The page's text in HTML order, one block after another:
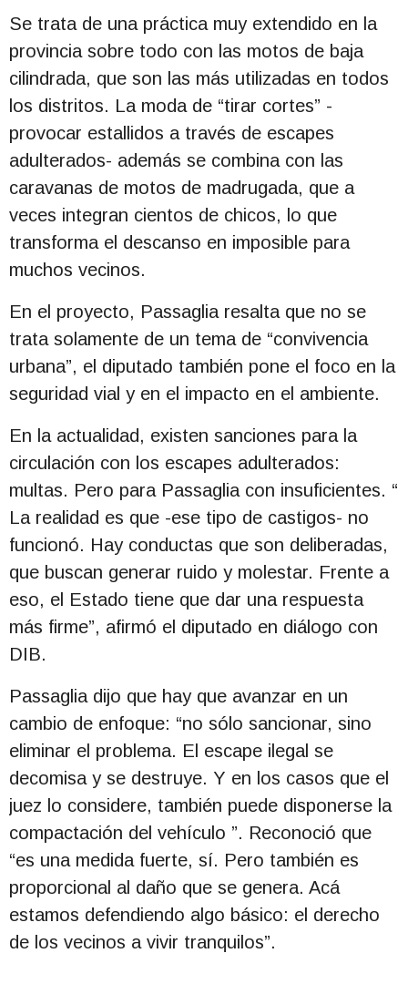
Se trata de una práctica muy extendido en la
provincia sobre todo con las motos de baja
cilindrada, que son las más utilizadas en todos
los distritos. La moda de “tirar cortes” -
provocar estallidos a través de escapes
adulterados- además se combina con las
caravanas de motos de madrugada, que a
veces integran cientos de chicos, lo que
transforma el descanso en imposible para
muchos vecinos.
En el proyecto, Passaglia resalta que no se
trata solamente de un tema de “convivencia
urbana”, el diputado también pone el foco en la
seguridad vial y en el impacto en el ambiente.
En la actualidad, existen sanciones para la
circulación con los escapes adulterados:
multas. Pero para Passaglia con insuficientes. “
La realidad es que -ese tipo de castigos- no
funcionó. Hay conductas que son deliberadas,
que buscan generar ruido y molestar. Frente a
eso, el Estado tiene que dar una respuesta
más firme”, afirmó el diputado en diálogo con
DIB.
Passaglia dijo que hay que avanzar en un
cambio de enfoque: “no sólo sancionar, sino
eliminar el problema. El escape ilegal se
decomisa y se destruye. Y en los casos que el
juez lo considere, también puede disponerse la
compactación del vehículo ”. Reconoció que
“es una medida fuerte, sí. Pero también es
proporcional al daño que se genera. Acá
estamos defendiendo algo básico: el derecho
de los vecinos a vivir tranquilos”.